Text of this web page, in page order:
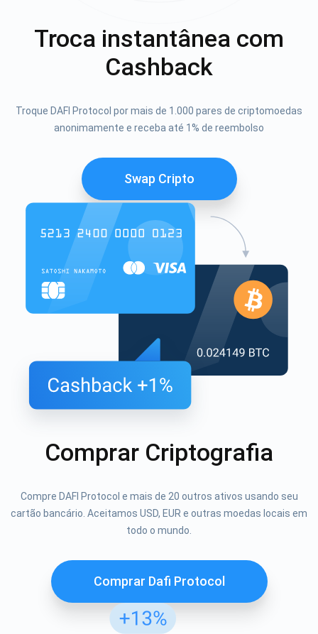
Troca instantânea com
Cashback
Troque DAFI Protocol por mais de 1.000 pares de criptomoedas
anonimamente e receba até 1% de reembolso
Swap Cripto
Comprar Criptografia
Compre DAFI Protocol e mais de 20 outros ativos usando seu
cartão bancário. Aceitamos USD, EUR e outras moedas locais em
todo o mundo.
Comprar Dafi Protocol